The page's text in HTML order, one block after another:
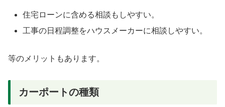
住宅ローンに含める相談もしやすい。
工事の日程調整をハウスメーカーに相談しやすい。
等のメリットもあります。
カーポートの種類